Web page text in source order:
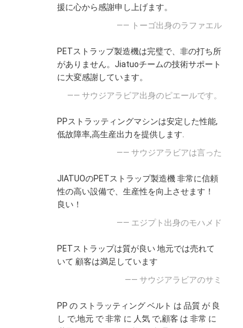
援に心から感謝申し上げます。
—— トーゴ出身のラファエル
PETストラップ製造機は完璧で、非の打ち所
がありません。Jiatuoチームの技術サポート
に大変感謝しています。
—— サウジアラビア出身のピエールです。
PPストラッティングマシンは安定した性能,
低故障率,高生産出力を提供します.
—— サウジアラビアは言った
JIATUOのPETストラップ製造機 非常に信頼
性の高い設備で、生産性を向上させます！
良い！
—— エジプト出身のモハメド
PETストラップは質が良い 地元では売れて
いて 顧客は満足しています
—— サウジアラビアのサミ
PP の ストラッティング ベルト は 品質 が 良
し で,地元 で 非常 に 人気 で,顧客 は 非常 に